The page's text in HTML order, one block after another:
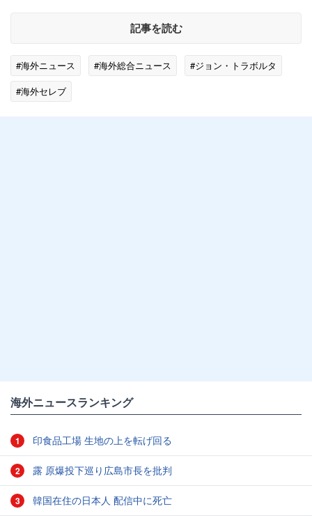
記事を読む
#海外ニュース #海外総合ニュース
#ジョン・トラボルタ
#海外セレブ
海外ニュースランキング
1 印食品工場 生地の上を転げ回る
2 露 原爆投下巡り広島市長を批判
3 韓国在住の日本人 配信中に死亡